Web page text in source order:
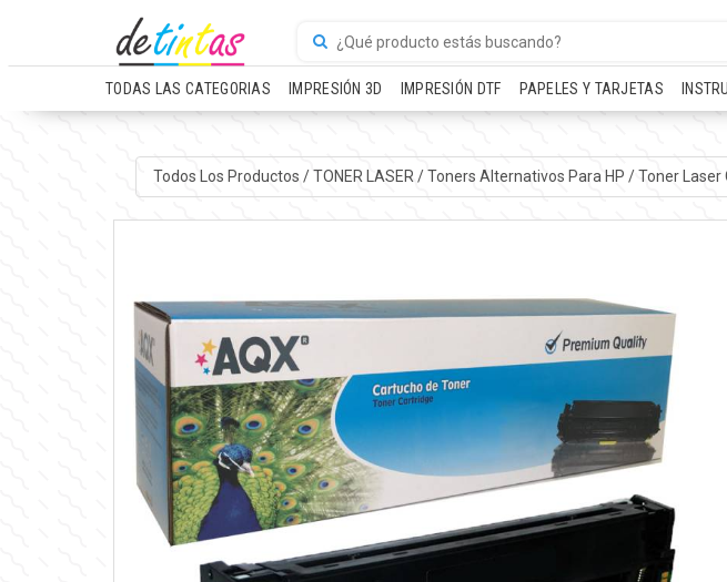
TODAS LAS CATEGORIAS IMPRESIÓN 3D IMPRESIÓN DTF PAPELES Y TARJETAS
Todos Los Productos /TONER LASER /Toners Alternativos Para HP /Toner Laser